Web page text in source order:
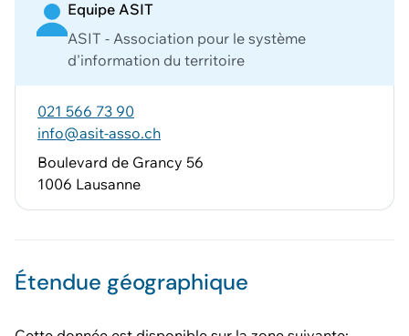
Equipe ASIT
ASIT - Association pour le système
d'information du territoire
021 566 73 90
info@asit-asso.ch
Boulevard de Grancy 56
1006 Lausanne
Étendue géographique